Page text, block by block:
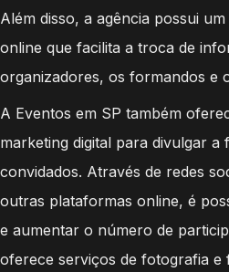
Além disso, a agência possui
online que facilita a troca de
organizadores, os formandos e
A Eventos em SP também
marketing digital para divulgar a
convidados. Através de redes
outras plataformas online, é
e aumentar o número de
oferece serviços de fotografia e